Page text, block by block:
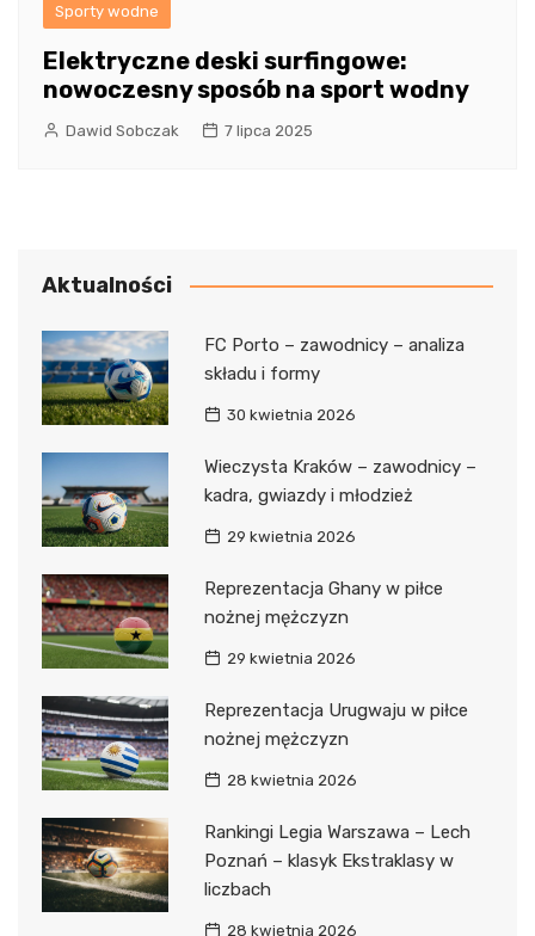
Sporty wodne
Elektryczne deski surfingowe:
nowoczesny sposób na sport wodny
Dawid Sobczak 7 lipca 2025
Aktualności
FC Porto – zawodnicy – analiza
składu i formy
30 kwietnia 2026
Wieczysta Kraków – zawodnicy –
kadra, gwiazdy i młodzież
29 kwietnia 2026
Reprezentacja Ghany w piłce
nożnej mężczyzn
29 kwietnia 2026
Reprezentacja Urugwaju w piłce
nożnej mężczyzn
28 kwietnia 2026
Rankingi Legia Warszawa – Lech
Poznań – klasyk Ekstraklasy w
liczbach
28 kwietnia 2026